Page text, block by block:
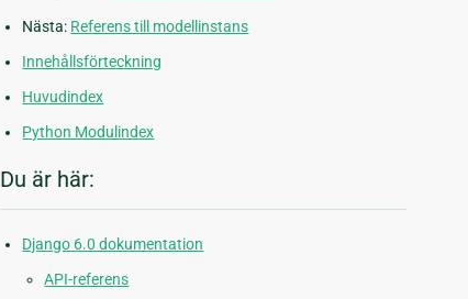
Nästa: Referens till modellinstans
Innehållsförteckning
Huvudindex
Python Modulindex
Du är här:
Django 6.0 dokumentation
API-referens